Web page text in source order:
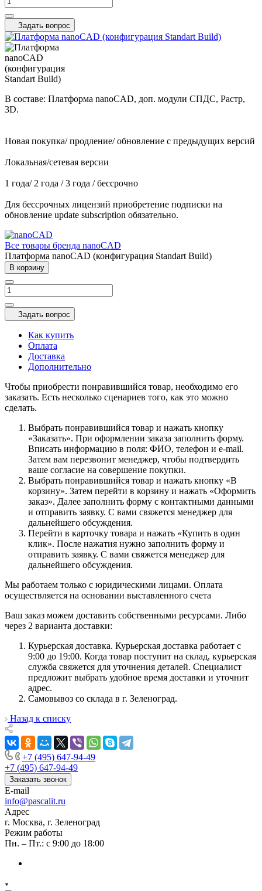
Задать вопрос
В составе: Платформа nanoCAD, доп. модули СПДС, Растр,
3D.
Новая покупка/ продление/ обновление с предыдущих версий
Локальная/сетевая версии
1 года/ 2 года / 3 года / бессрочно
Для бессрочных лицензий приобретение подписки на
обновление update subscription обязательно.
Все товары бренда nanoCAD
Платформа nanoCAD (конфигурация Standart Build)
В корзину
Задать вопрос
Как купить
Оплата
Доставка
Дополнительно
Чтобы приобрести понравившийся товар, необходимо его
заказать. Есть несколько сценариев того, как это можно
сделать.
Выбрать понравившийся товар и нажать кнопку
«Заказать». При оформлении заказа заполнить форму.
Вписать информацию в поля: ФИО, телефон и e-mail.
Затем вам перезвонит менеджер, чтобы подтвердить
ваше согласие на совершение покупки.
Выбрать понравившийся товар и нажать кнопку «В
корзину». Затем перейти в корзину и нажать «Оформить
заказ». Далее заполнить форму с контактными данными
и отправить заявку. С вами свяжется менеджер для
дальнейшего обсуждения.
Перейти в карточку товара и нажать «Купить в один
клик». После нажатия нужно заполнить форму и
отправить заявку. С вами свяжется менеджер для
дальнейшего обсуждения.
Мы работаем только с юридическими лицами. Оплата
осуществляется на основании выставленного счета
Ваш заказ можем доставить собственными ресурсами. Либо
через 2 варианта доставки:
Курьерская доставка. Курьерская доставка работает с
9:00 до 19:00. Когда товар поступит на склад, курьерская
служба свяжется для уточнения деталей. Специалист
предложит выбрать удобное время доставки и уточнит
адрес.
Самовывоз со склада в г. Зеленоград.
Назад к списку
+7 (495) 647-94-49
+7 (495) 647-94-49
Заказать звонок
E-mail
info@pascalit.ru
Адрес
г. Москва, г. Зеленоград
Режим работы
Пн. – Пт.: с 9:00 до 18:00